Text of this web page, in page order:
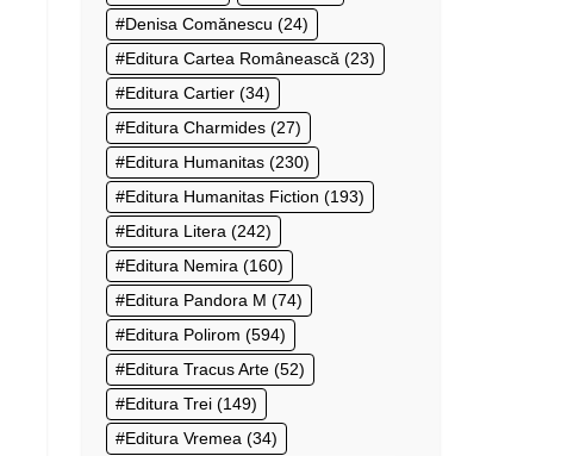
Denisa Comănescu (24)
Editura Cartea Românească (23)
Editura Cartier (34)
Editura Charmides (27)
Editura Humanitas (230)
Editura Humanitas Fiction (193)
Editura Litera (242)
Editura Nemira (160)
Editura Pandora M (74)
Editura Polirom (594)
Editura Tracus Arte (52)
Editura Trei (149)
Editura Vremea (34)